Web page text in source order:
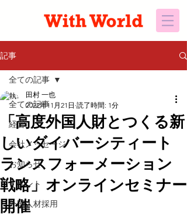
記事
全ての記事
経営
会社メッセージ
お知らせ
イベント
外国人材採用
全ての記事
「高度外国人財とつくる新
しいダイバーシティート
ランスフォーメーション
戦略」オンラインセミナー
開催
田村 一也
2022年11月21日 読了時間: 1分